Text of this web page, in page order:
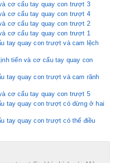
cơ cấu tay quay con trượt 3
cơ cấu tay quay con trượt 4
cơ cấu tay quay con trượt 2
cơ cấu tay quay con trượt 1
tay quay con trượt và cam lệch
tiến và cơ cấu tay quay con
tay quay con trượt và cam rãnh
cơ cấu tay quay con trượt 5
tay quay con trượt có dừng ở hai
tay quay con trượt có thể điều